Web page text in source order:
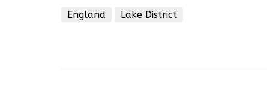
England Lake District